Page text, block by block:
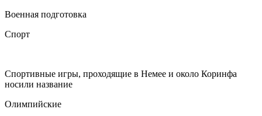
Военная подготовка
Спорт
Спортивные игры, проходящие в Немее и около Коринфа
носили название
Олимпийские